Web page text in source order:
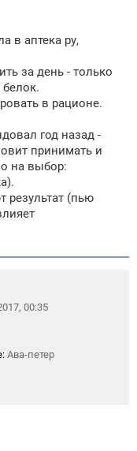
в аптека ру,
за день - только
в рационе.
год назад -
принимать и
на выбор:
результат (пью
00:35
Ава-петер